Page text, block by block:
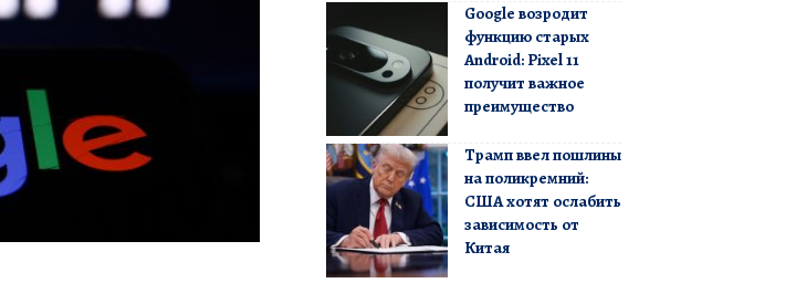
Google возродит
функцию старых
Android: Pixel 11
получит важное
преимущество
Трамп ввел пошлины
на поликремний:
США хотят ослабить
зависимость от
Китая